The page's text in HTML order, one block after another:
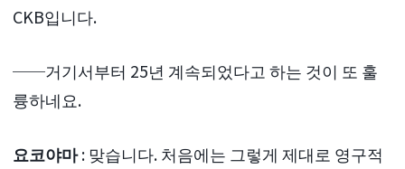
CKB입니다.
──거기서부터 25년 계속되었다고 하는 것이 또 훌
륭하네요.
요코야마: 맞습니다. 처음에는 그렇게 제대로 영구적